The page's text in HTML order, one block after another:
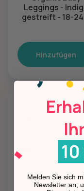
Leggings -
gestreift - 18-
Hinzufügen
Melden Sie sich
Newsletter an,